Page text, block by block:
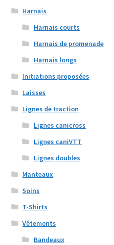
Harnais
Harnais courts
Harnais de promenade
Harnais longs
Initiations proposées
Laisses
Lignes de traction
Lignes canicross
Lignes caniVTT
Lignes doubles
Manteaux
Soins
T-Shirts
Vêtements
Bandeaux